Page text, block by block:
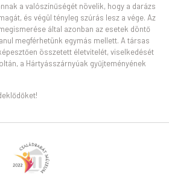
a valószínűségét növelik, hogy a darázs
és végül tényleg szúrás lesz a vége. Az
által azonban az esetek döntő
megférhetünk egymás mellett. A társas
összetett életvitelét, viselkedését
a Hártyásszárnyúak gyűjteményének